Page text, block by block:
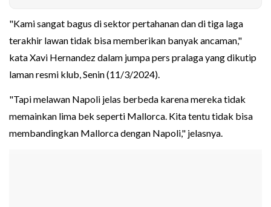
"Kami sangat bagus di sektor pertahanan dan di tiga laga
terakhir lawan tidak bisa memberikan banyak ancaman,"
kata Xavi Hernandez dalam jumpa pers pralaga yang dikutip
laman resmi klub, Senin (11/3/2024).
"Tapi melawan Napoli jelas berbeda karena mereka tidak
memainkan lima bek seperti Mallorca. Kita tentu tidak bisa
membandingkan Mallorca dengan Napoli," jelasnya.